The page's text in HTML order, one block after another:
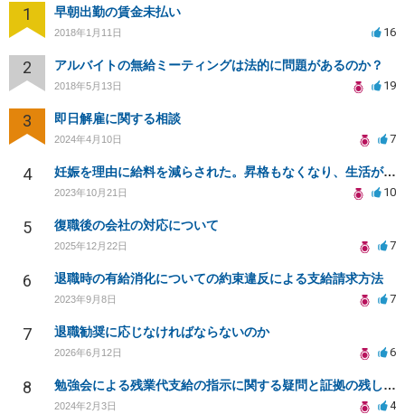
1 早朝出勤の賃金未払い
2018年1月11日 16
2 アルバイトの無給ミーティングは法的に問題があるのか？
2018年5月13日 19
3 即日解雇に関する相談
2024年4月10日 7
4 妊娠を理由に給料を減らされた。昇格もなくなり、生活が苦しい。
2023年10月21日 10
5 復職後の会社の対応について
2025年12月22日 7
6 退職時の有給消化についての約束違反による支給請求方法
2023年9月8日 7
7 退職勧奨に応じなければならないのか
2026年6月12日 6
8 勉強会による残業代支給の指示に関する疑問と証拠の残し方について
2024年2月3日 4